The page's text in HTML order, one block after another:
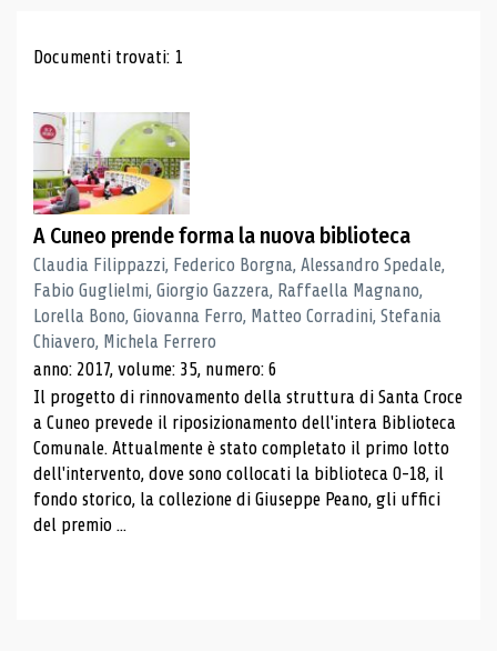
Risultati di ricerca
Documenti trovati: 1
A Cuneo prende forma la nuova biblioteca
Claudia Filippazzi, Federico Borgna, Alessandro Spedale,
Fabio Guglielmi, Giorgio Gazzera, Raffaella Magnano,
Lorella Bono, Giovanna Ferro, Matteo Corradini, Stefania
Chiavero, Michela Ferrero
anno: 2017, volume: 35, numero: 6
Il progetto di rinnovamento della struttura di Santa Croce
a Cuneo prevede il riposizionamento dell'intera Biblioteca
Comunale. Attualmente è stato completato il primo lotto
dell'intervento, dove sono collocati la biblioteca 0-18, il
fondo storico, la collezione di Giuseppe Peano, gli uffici
del premio ...